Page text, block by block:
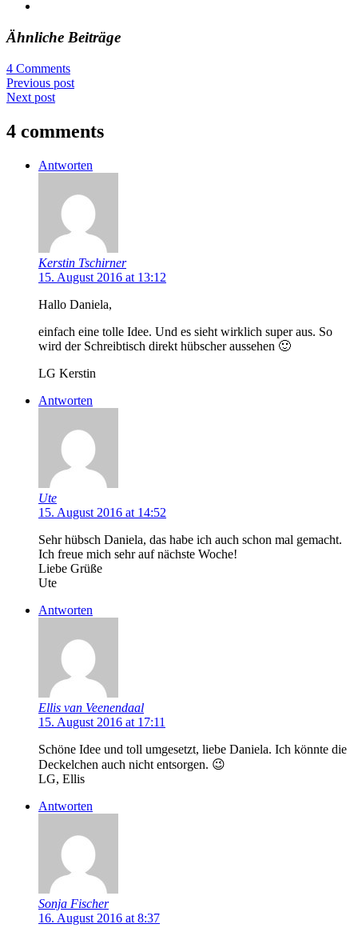
Ähnliche Beiträge
4 Comments
Previous post
Next post
4 comments
Antworten
Kerstin Tschirner
15. August 2016 at 13:12
Hallo Daniela,
einfach eine tolle Idee. Und es sieht wirklich super aus. So
wird der Schreibtisch direkt hübscher aussehen 🙂
LG Kerstin
Antworten
Ute
15. August 2016 at 14:52
Sehr hübsch Daniela, das habe ich auch schon mal gemacht.
Ich freue mich sehr auf nächste Woche!
Liebe Grüße
Ute
Antworten
Ellis van Veenendaal
15. August 2016 at 17:11
Schöne Idee und toll umgesetzt, liebe Daniela. Ich könnte die
Deckelchen auch nicht entsorgen. 😉
LG, Ellis
Antworten
Sonja Fischer
16. August 2016 at 8:37